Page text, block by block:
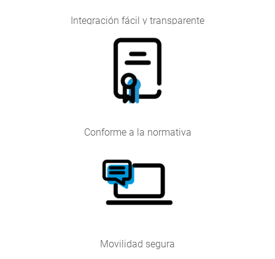
Integración fácil y transparente
Conforme a la normativa
Movilidad segura